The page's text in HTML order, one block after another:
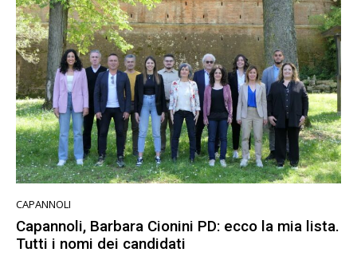
CAPANNOLI
Capannoli, Barbara Cionini PD: ecco la mia lista.
Tutti i nomi dei candidati